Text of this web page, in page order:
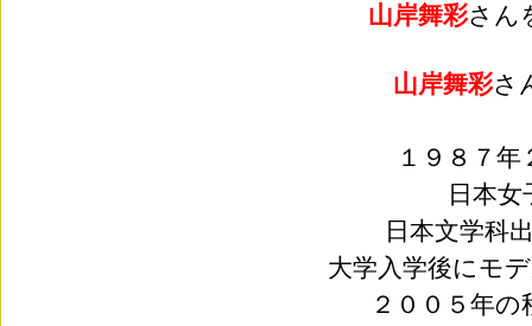
山岸舞彩さん
山岸舞彩さ
１９８７
日本女
日本文学科
大学入学後にモ
２００５年